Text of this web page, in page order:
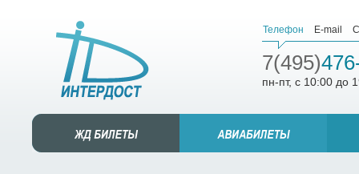
Телефон E-mail
7(495)
пн-пт, с 10:00 до